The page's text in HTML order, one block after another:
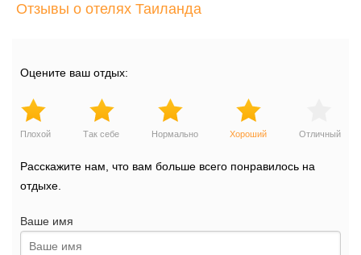
минут
Отзывы о отелях Таиланда
Оцените ваш отдых:
Плохой Так себе Нормально Хороший Отличный
Расскажите нам, что вам больше всего понравилось на
отдыхе.
Ваше имя